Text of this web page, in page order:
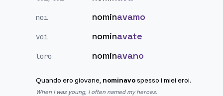
noi nominavamo
voi nominavate
loro nominavano
Quando ero giovane, nominavospesso i miei eroi.
When I was young, I often named my heroes.